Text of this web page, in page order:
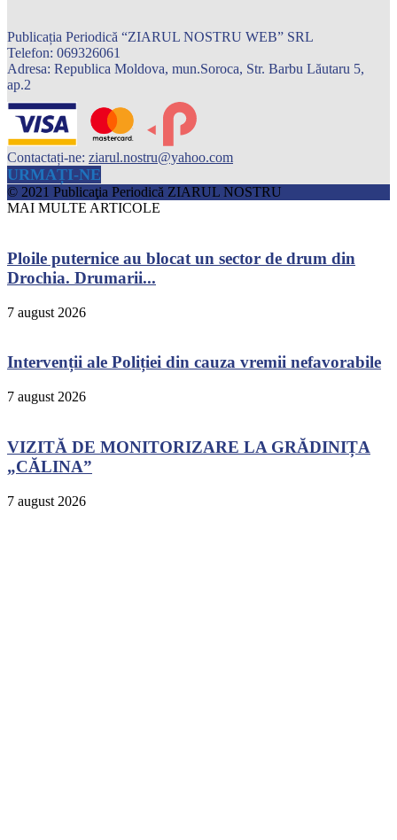
Publicația Periodică “ZIARUL NOSTRU WEB” SRL
Telefon: 069326061
Adresa: Republica Moldova, mun.Soroca, Str. Barbu Lăutaru 5,
ap.2
Contactați-ne: ziarul.nostru@yahoo.com
URMAȚI-NE
© 2021 Publicaţia Periodică ZIARUL NOSTRU
MAI MULTE ARTICOLE
Ploile puternice au blocat un sector de drum din
Drochia. Drumarii...
7 august 2026
Intervenții ale Poliției din cauza vremii nefavorabile
7 august 2026
VIZITĂ DE MONITORIZARE LA GRĂDINIȚA
„CĂLINA”
7 august 2026